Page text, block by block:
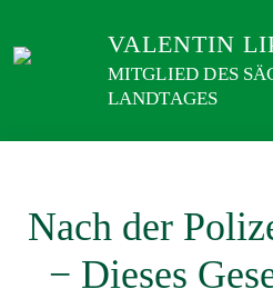
zum
VALENTIN
MITGLIED DES
LANDTAGES
Nach der
− Dieses